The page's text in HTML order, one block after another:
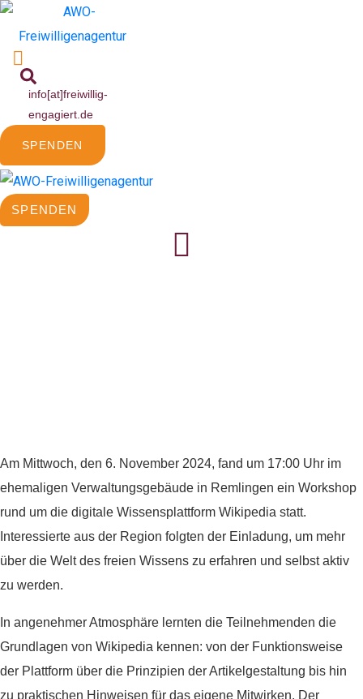
info[at]freiwillig-
engagiert.de
SPENDEN
SPENDEN
Am Mittwoch, den 6. November 2024, fand um 17:00 Uhr im
ehemaligen Verwaltungsgebäude in Remlingen ein Workshop
rund um die digitale Wissensplattform Wikipedia statt.
Interessierte aus der Region folgten der Einladung, um mehr
über die Welt des freien Wissens zu erfahren und selbst aktiv
zu werden.
In angenehmer Atmosphäre lernten die Teilnehmenden die
Grundlagen von Wikipedia kennen: von der Funktionsweise
der Plattform über die Prinzipien der Artikelgestaltung bis hin
zu praktischen Hinweisen für das eigene Mitwirken. Der